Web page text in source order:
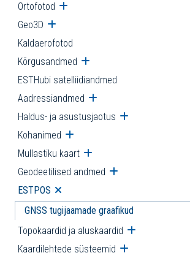
Ortofotod Ava alammenüü
Geo3D Ava alammenüü
Kaldaerofotod
Kõrgusandmed Ava alammenüü
ESTHubi satelliidiandmed
Aadressiandmed Ava alammenüü
Haldus- ja asustusjaotus Ava
Kohanimed Ava alammenüü
Mullastiku kaart Ava alammenüü
Geodeetilised andmed Ava alammenüü
ESTPOS Ava alammenüü
GNSS tugijaamade graafikud
Topokaardid ja aluskaardid Ava
Kaardilehtede süsteemid Ava